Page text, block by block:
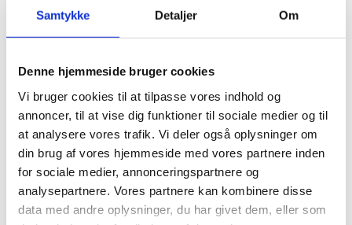
Samtykke Detaljer Om
Denne hjemmeside bruger cookies
Vi bruger cookies til at tilpasse vores indhold og
annoncer, til at vise dig funktioner til sociale medier og til
at analysere vores trafik. Vi deler også oplysninger om
din brug af vores hjemmeside med vores partnere inden
for sociale medier, annonceringspartnere og
analysepartnere. Vores partnere kan kombinere disse
data med andre oplysninger, du har givet dem, eller som